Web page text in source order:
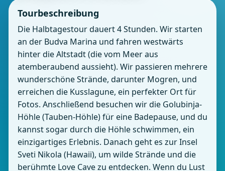
Tourbeschreibung
Die Halbtagestour dauert 4 Stunden. Wir starten
an der Budva Marina und fahren westwärts
hinter die Altstadt (die vom Meer aus
atemberaubend aussieht). Wir passieren mehrere
wunderschöne Strände, darunter Mogren, und
erreichen die Kusslagune, ein perfekter Ort für
Fotos. Anschließend besuchen wir die Golubinja-
Höhle (Tauben-Höhle) für eine Badepause, und du
kannst sogar durch die Höhle schwimmen, ein
einzigartiges Erlebnis. Danach geht es zur Insel
Sveti Nikola (Hawaii), um wilde Strände und die
berühmte Love Cave zu entdecken. Wenn du Lust